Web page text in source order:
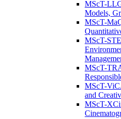
MScT-
Models,
MScT-
MScT-
MScT-
MScT-
and
MScT-